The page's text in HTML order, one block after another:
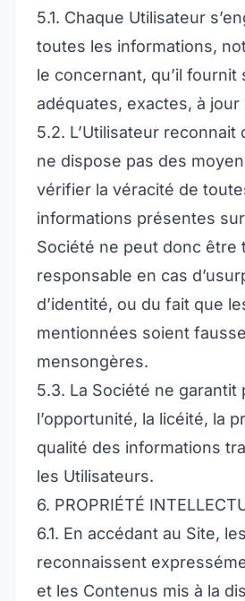
5.1. Chaque Utilisateur
toutes les informations,
le concernant, qu’il fournit
adéquates, exactes, à
5.2. L’Utilisateur reconnait
ne dispose pas des
vérifier la véracité de
informations présentes
Société ne peut donc être
responsable en cas
d’identité, ou du fait que
mentionnées soient
mensongères.
5.3. La Société ne garantit
l’opportunité, la licéité, la
qualité des informations
les Utilisateurs.
6. PROPRIÉTÉ
6.1. En accédant au Site,
reconnaissent
et les Contenus mis à la